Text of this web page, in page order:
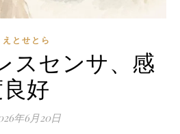
えとせとら
スセンサ、感
良好
年6月20日